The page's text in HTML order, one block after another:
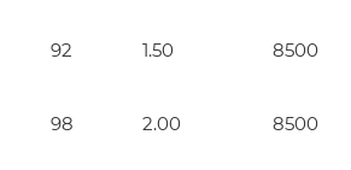
92 1.50 8500
98 2.00 8500